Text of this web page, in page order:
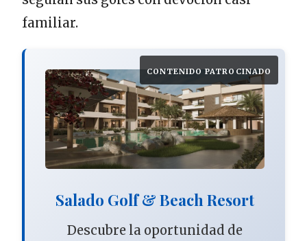
familiar.
CONTENIDO PATROCINADO
Salado Golf & Beach Resort
Descubre la oportunidad de